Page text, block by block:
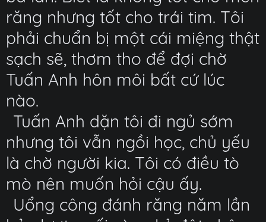
răng nhưng tốt cho trái tim. Tôi
phải chuẩn bị một cái miệng thật
sạch sẽ, thơm tho để đợi chờ
Tuấn Anh hôn môi bất cứ lúc
nào.
Tuấn Anh dặn tôi đi ngủ sớm
nhưng tôi vẫn ngồi học, chủ yếu
là chờ người kia. Tôi có điều tò
mò nên muốn hỏi cậu ấy.
Uổng công đánh răng năm lần